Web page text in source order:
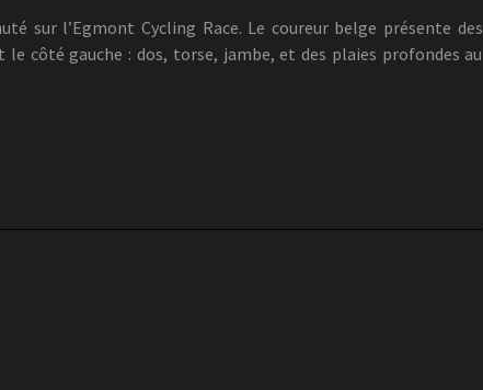
sur l’Egmont Cycling Race. Le coureur belge présente des
le côté gauche : dos, torse, jambe, et des plaies profondes au